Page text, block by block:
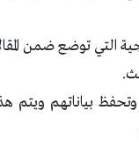
التي توضع ضمن
وتحفظ بياناتهم